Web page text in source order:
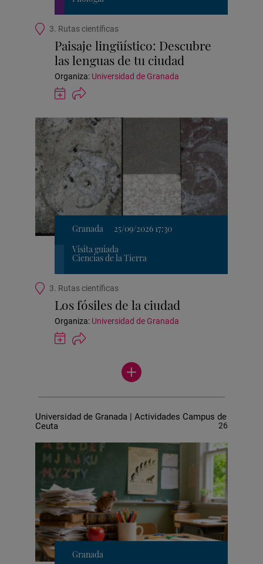
Ubicación
actividad
3. Rutas científicas
Paisaje lingüístico: Descubre
las lenguas de tu ciudad
Organiza: Universidad de Granada
Guardar
actividad
Google
Calendar
Granada
25/09/2026 17:30
Visita guiada
Ciencias de la Tierra
Ubicación
actividad
3. Rutas científicas
Los fósiles de la ciudad
Organiza: Universidad de Granada
Guardar
actividad
Ver
más
Universidad de Granada | Actividades Campus de
Ceuta
26
Granada